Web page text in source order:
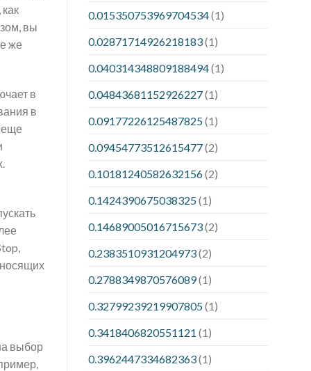
вы
же
в
в
еще
выбор
0.015350753969704534(1)
0.02871714926218183(1)
0.040314348809188494(1)
0.04843681152926227(1)
0.09177226125487825(1)
0.09454773512615477(2)
0.10181240582632156(2)
0.1424390675038325(1)
0.14689005016715673(2)
0.2383510931204973(2)
0.2788349870576089(1)
0.32799239219907805(1)
0.3418406820551121 (1)
0.3962447334682363(1)